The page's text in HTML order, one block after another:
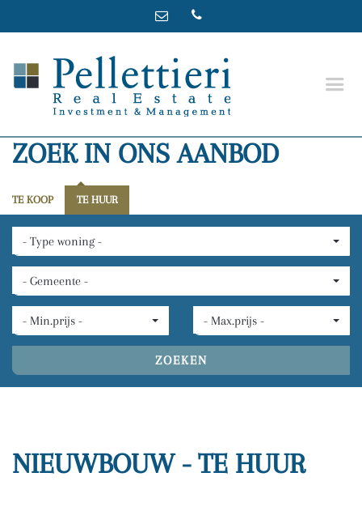
ZOEK IN ONS AANBOD
- Type woning -
- Gemeente -
- Min.prijs - - Max.prijs -
ZOEKEN
TE KOOP TE HUUR
NIEUWBOUW - TE HUUR